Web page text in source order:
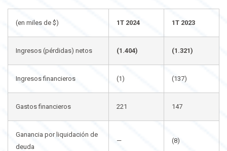
(en miles de $) 1T 2024 1T 2023
Ingresos (pérdidas) netos (1.404) (1.321)
Ingresos financieros (1) (137)
Gastos financieros 221 147
Ganancia por liquidación de
deuda
— (8)